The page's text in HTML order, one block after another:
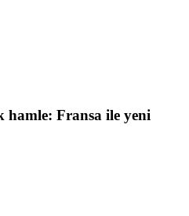
hamle: Fransa ile yeni